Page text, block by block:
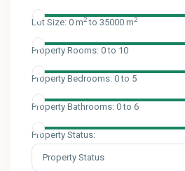
Lot Size: 0 m2to 35000 m2
Property Rooms: 0 to 10
Property Bedrooms: 0 to 5
Property Bathrooms: 0 to 6
Property Status: